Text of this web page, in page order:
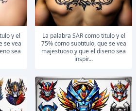
se vea
sea
la palabra SAR como titulo y el
75% como subtitulo, que se vea
majestuoso y que el diseno sea
inspir...